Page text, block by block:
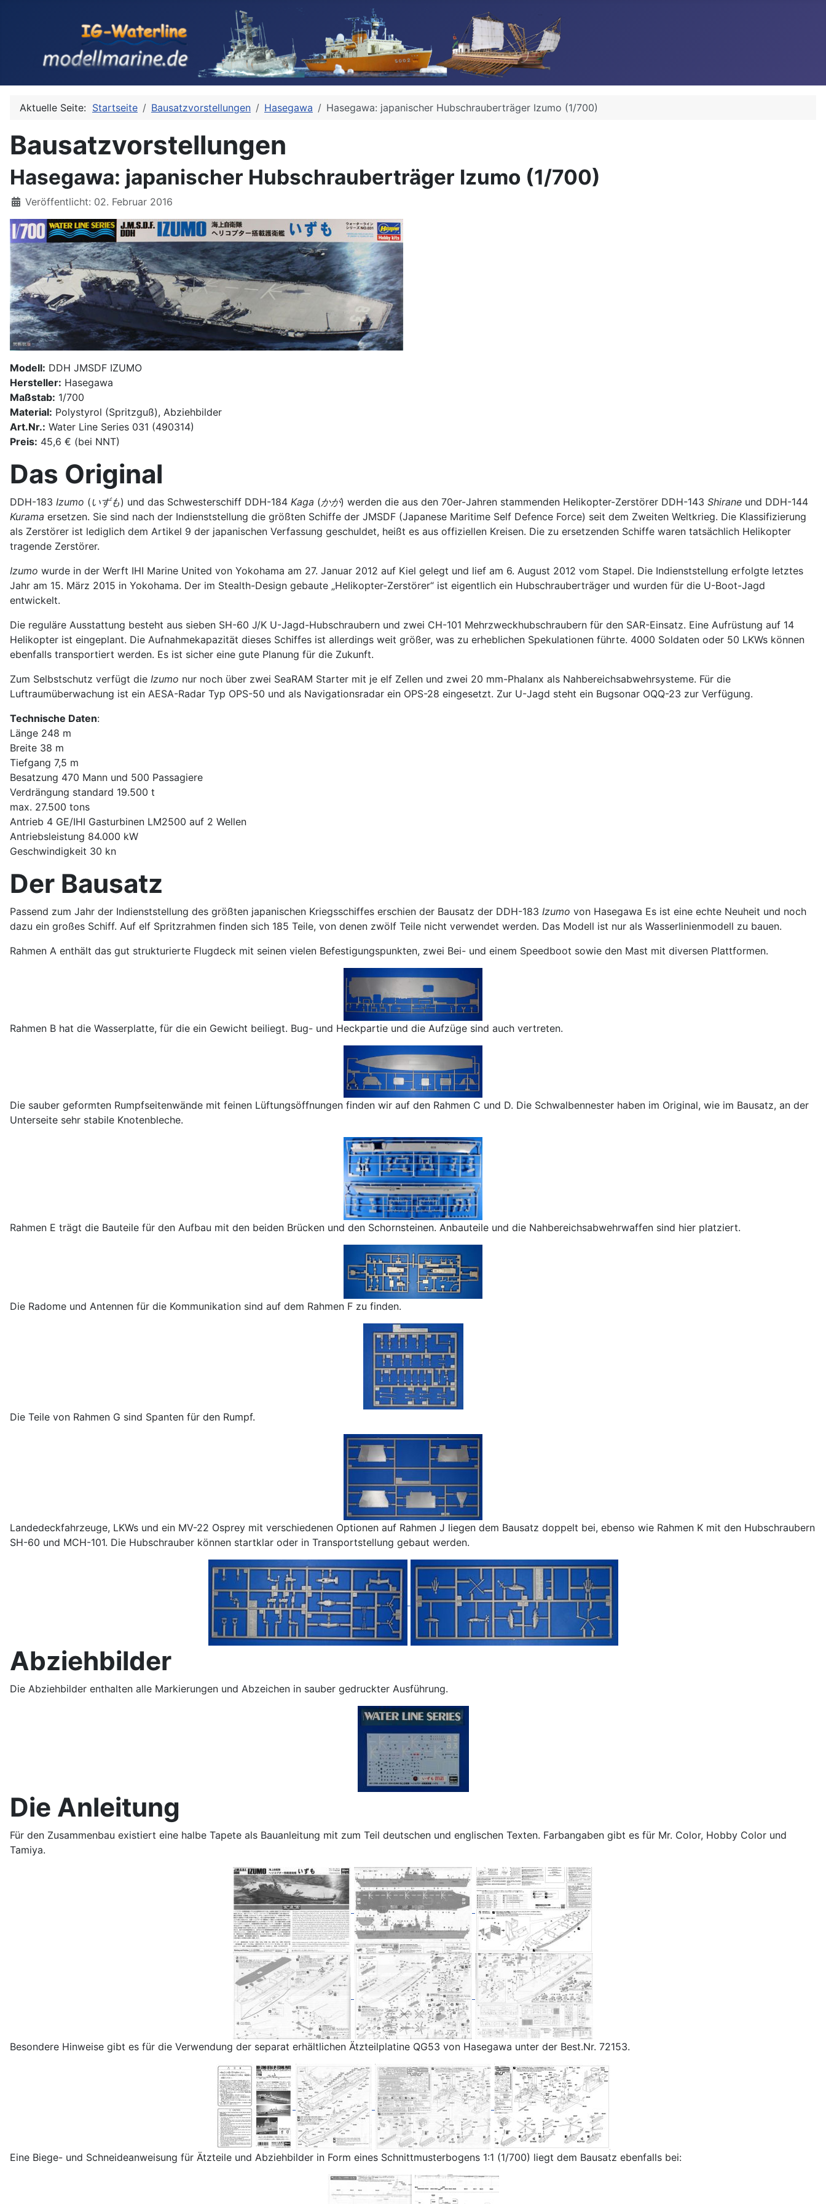
Aktuelle Seite: Startseite Bausatzvorstellungen Hasegawa Hasegawa: japanischer Hubschrauberträger Izumo (1/700)
Bausatzvorstellungen
Hasegawa: japanischer Hubschrauberträger Izumo (1/700)
Details
Veröffentlicht: 02. Februar 2016
Modell: DDH JMSDF IZUMO
Hersteller: Hasegawa
Maßstab: 1/700
Material: Polystyrol (Spritzguß), Abziehbilder
Art.Nr.: Water Line Series 031 (490314)
Preis: 45,6 € (bei NNT)
Das Original
DDH-183 Izumo (いずも) und das Schwesterschiff DDH-184 Kaga (かが) werden die aus den 70er-Jahren stammenden Helikopter-Zerstörer DDH-143 Shirane und DDH-144
Kurama ersetzen. Sie sind nach der Indienststellung die größten Schiffe der JMSDF (Japanese Maritime Self Defence Force) seit dem Zweiten Weltkrieg. Die Klassifizierung
als Zerstörer ist lediglich dem Artikel 9 der japanischen Verfassung geschuldet, heißt es aus offiziellen Kreisen. Die zu ersetzenden Schiffe waren tatsächlich Helikopter
tragende Zerstörer.
Izumo wurde in der Werft IHI Marine United von Yokohama am 27. Januar 2012 auf Kiel gelegt und lief am 6. August 2012 vom Stapel. Die Indienststellung erfolgte letztes
Jahr am 15. März 2015 in Yokohama. Der im Stealth-Design gebaute „Helikopter-Zerstörer“ ist eigentlich ein Hubschrauberträger und wurden für die U-Boot-Jagd
entwickelt.
Die reguläre Ausstattung besteht aus sieben SH-60 J/K U-Jagd-Hubschraubern und zwei CH-101 Mehrzweckhubschraubern für den SAR-Einsatz. Eine Aufrüstung auf 14
Helikopter ist eingeplant. Die Aufnahmekapazität dieses Schiffes ist allerdings weit größer, was zu erheblichen Spekulationen führte. 4000 Soldaten oder 50 LKWs können
ebenfalls transportiert werden. Es ist sicher eine gute Planung für die Zukunft.
Zum Selbstschutz verfügt die Izumo nur noch über zwei SeaRAM Starter mit je elf Zellen und zwei 20 mm-Phalanx als Nahbereichsabwehrsysteme. Für die
Luftraumüberwachung ist ein AESA-Radar Typ OPS-50 und als Navigationsradar ein OPS-28 eingesetzt. Zur U-Jagd steht ein Bugsonar OQQ-23 zur Verfügung.
Technische Daten:
Länge 248 m
Breite 38 m
Tiefgang 7,5 m
Besatzung 470 Mann und 500 Passagiere
Verdrängung standard 19.500 t
max. 27.500 tons
Antrieb 4 GE/IHI Gasturbinen LM2500 auf 2 Wellen
Antriebsleistung 84.000 kW
Geschwindigkeit 30 kn
Der Bausatz
Passend zum Jahr der Indienststellung des größten japanischen Kriegsschiffes erschien der Bausatz der DDH-183 Izumo von Hasegawa Es ist eine echte Neuheit und noch
dazu ein großes Schiff. Auf elf Spritzrahmen finden sich 185 Teile, von denen zwölf Teile nicht verwendet werden. Das Modell ist nur als Wasserlinienmodell zu bauen.
Rahmen A enthält das gut strukturierte Flugdeck mit seinen vielen Befestigungspunkten, zwei Bei- und einem Speedboot sowie den Mast mit diversen Plattformen.
Rahmen B hat die Wasserplatte, für die ein Gewicht beiliegt. Bug- und Heckpartie und die Aufzüge sind auch vertreten.
Die sauber geformten Rumpfseitenwände mit feinen Lüftungsöffnungen finden wir auf den Rahmen C und D. Die Schwalbennester haben im Original, wie im Bausatz, an der
Unterseite sehr stabile Knotenbleche.
Rahmen E trägt die Bauteile für den Aufbau mit den beiden Brücken und den Schornsteinen. Anbauteile und die Nahbereichsabwehrwaffen sind hier platziert.
Die Radome und Antennen für die Kommunikation sind auf dem Rahmen F zu finden.
Die Teile von Rahmen G sind Spanten für den Rumpf.
Landedeckfahrzeuge, LKWs und ein MV-22 Osprey mit verschiedenen Optionen auf Rahmen J liegen dem Bausatz doppelt bei, ebenso wie Rahmen K mit den Hubschraubern
SH-60 und MCH-101. Die Hubschrauber können startklar oder in Transportstellung gebaut werden.
Abziehbilder
Die Abziehbilder enthalten alle Markierungen und Abzeichen in sauber gedruckter Ausführung.
Die Anleitung
Für den Zusammenbau existiert eine halbe Tapete als Bauanleitung mit zum Teil deutschen und englischen Texten. Farbangaben gibt es für Mr. Color, Hobby Color und
Tamiya.
Besondere Hinweise gibt es für die Verwendung der separat erhältlichen Ätzteilplatine QG53 von Hasegawa unter der Best.Nr. 72153.
Eine Biege- und Schneideanweisung für Ätzteile und Abziehbilder in Form eines Schnittmusterbogens 1:1 (1/700) liegt dem Bausatz ebenfalls bei: